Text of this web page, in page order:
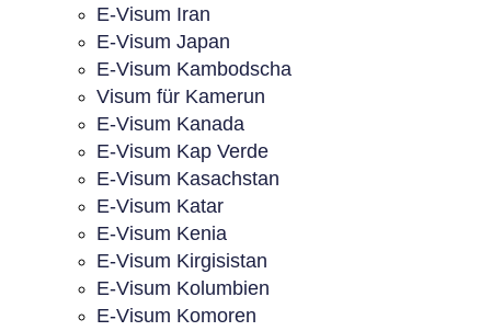
E-Visum Iran
E-Visum Japan
E-Visum Kambodscha
Visum für Kamerun
E-Visum Kanada
E-Visum Kap Verde
E-Visum Kasachstan
E-Visum Katar
E-Visum Kenia
E-Visum Kirgisistan
E-Visum Kolumbien
E-Visum Komoren